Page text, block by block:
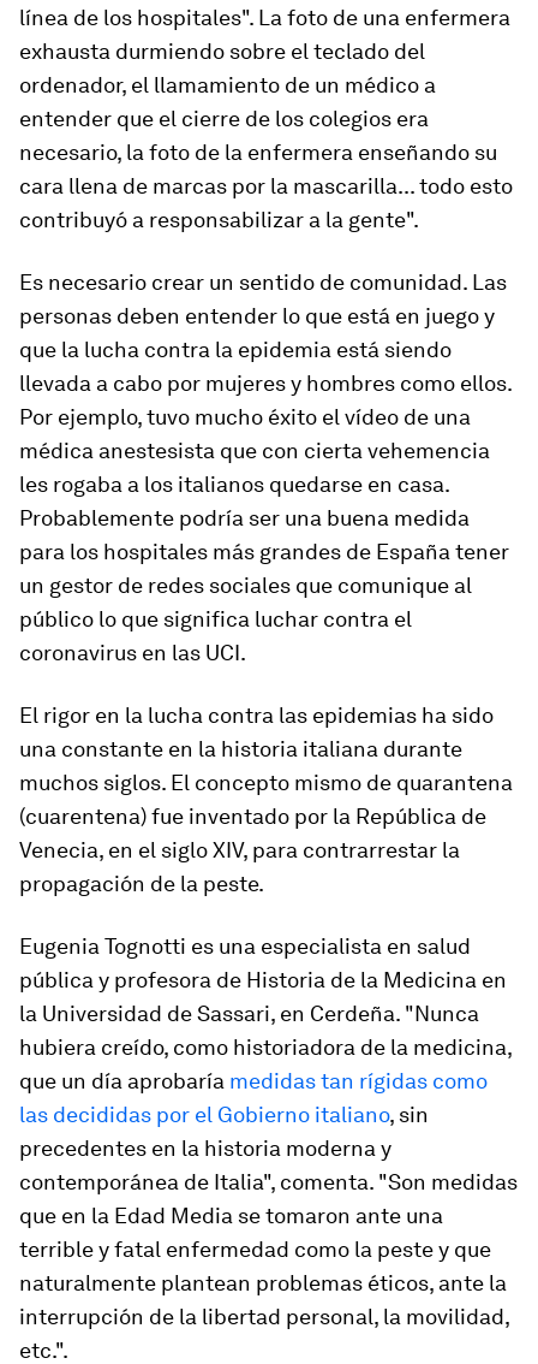
línea de los hospitales". La foto de una enfermera
exhausta durmiendo sobre el teclado del
ordenador, el llamamiento de un médico a
entender que el cierre de los colegios era
necesario, la foto de la enfermera enseñando su
cara llena de marcas por la mascarilla... todo esto
contribuyó a responsabilizar a la gente".
Es necesario crear un sentido de comunidad. Las
personas deben entender lo que está en juego y
que la lucha contra la epidemia está siendo
llevada a cabo por mujeres y hombres como ellos.
Por ejemplo, tuvo mucho éxito el vídeo de una
médica anestesista que con cierta vehemencia
les rogaba a los italianos quedarse en casa.
Probablemente podría ser una buena medida
para los hospitales más grandes de España tener
un gestor de redes sociales que comunique al
público lo que significa luchar contra el
coronavirus en las UCI.
El rigor en la lucha contra las epidemias ha sido
una constante en la historia italiana durante
muchos siglos. El concepto mismo de quarantena
(cuarentena) fue inventado por la República de
Venecia, en el siglo XIV, para contrarrestar la
propagación de la peste.
Eugenia Tognotti es una especialista en salud
pública y profesora de Historia de la Medicina en
la Universidad de Sassari, en Cerdeña. "Nunca
hubiera creído, como historiadora de la medicina,
que un día aprobaría medidas tan rígidas como
las decididas por el Gobierno italiano, sin
precedentes en la historia moderna y
contemporánea de Italia", comenta. "Son medidas
que en la Edad Media se tomaron ante una
terrible y fatal enfermedad como la peste y que
naturalmente plantean problemas éticos, ante la
interrupción de la libertad personal, la movilidad,
etc.".